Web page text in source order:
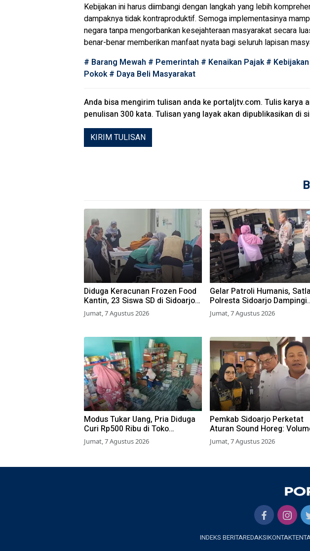
Kebijakan ini harus diimbangi dengan langkah yang lebih
dampaknya tidak kontraproduktif. Semoga implementasinya
negara tanpa mengorbankan kesejahteraan masyarakat secara
benar-benar memberikan manfaat nyata bagi seluruh lapisan
# Barang Mewah # Pemerintah # Kenaikan Pajak #
Pokok # Daya Beli Masyarakat
Anda bisa mengirim tulisan anda ke portaljtv.com. Tulis karya
penulisan 300 kata. Tulisan yang layak akan dipublikasikan di
KIRIM TULISAN
Diduga Keracunan Frozen Food
Kantin, 23 Siswa SD di Sidoarjo
Dilarikan ke RS
Jumat, 7 Agustus 2026
Gelar Patroli Humanis,
Polresta Sidoarjo Dampingi
Wajib Pajak di Samsat
Jumat, 7 Agustus 2026
Modus Tukar Uang, Pria Diduga
Curi Rp500 Ribu di Toko
Pasuruan
Jumat, 7 Agustus 2026
Pemkab Sidoarjo Perketat
Aturan Sound Horeg:
Dibatasi 55 dB, Wajib
Izin
Jumat, 7 Agustus 2026
INDEKS BERITAREDAKSIKONTAK